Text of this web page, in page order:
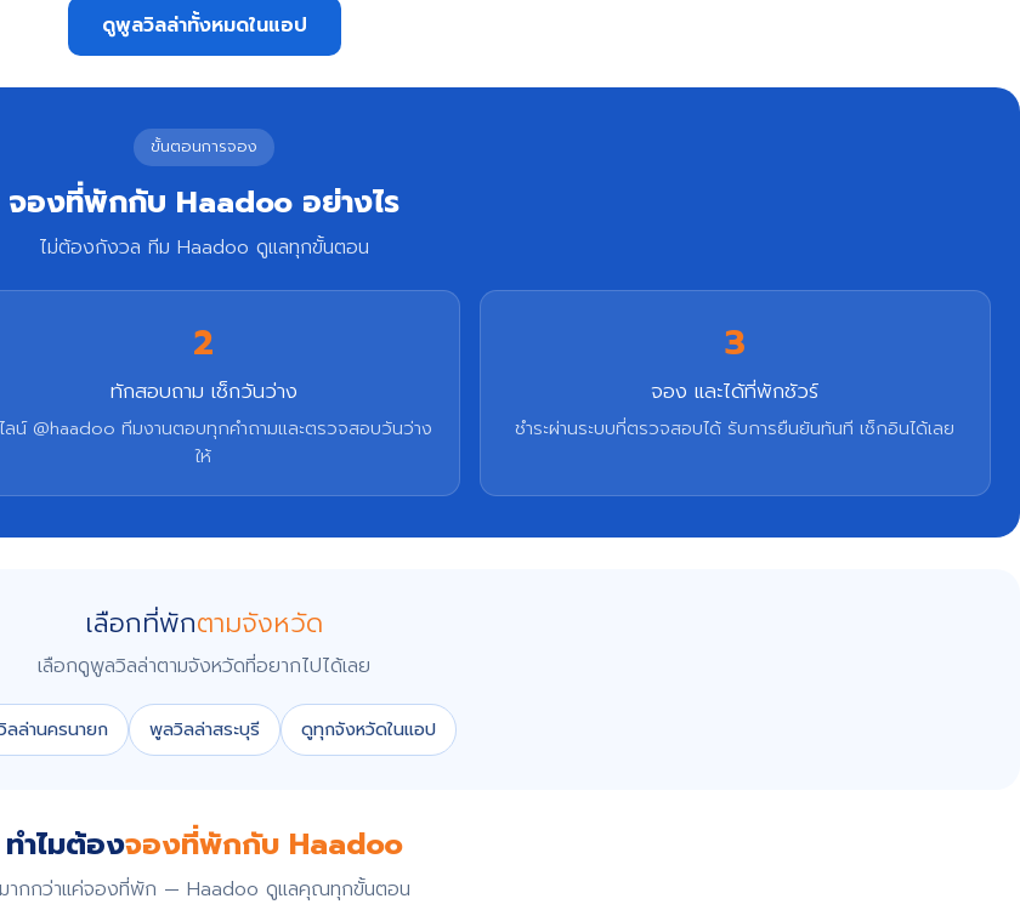
ดูพูลวิลล่าทั้งหมดในแอป
ขั้นตอนการจอง
จองที่พักกับ Haadoo อย่างไร
ไม่ต้องกังวล ทีม Haadoo ดูแลทุกขั้นตอน
2
ทักสอบถาม เช็กวันว่าง
ลน์ @haadoo ทีมงานตอบทุกคำถามและตรวจสอบวันว่าง
ให้
3
จอง และได้ที่พักชัวร์
ชำระผ่านระบบที่ตรวจสอบได้ รับการยืนยันทันที เช็กอินได้เลย
เลือกที่พักตามจังหวัด
เลือกดูพูลวิลล่าตามจังหวัดที่อยากไปได้เลย
ล่านครนายก พูลวิลล่าสระบุรี ดูทุกจังหวัดในแอป
ทำไมต้องจองที่พักกับ Haadoo
มากกว่าแค่จองที่พัก — Haadoo ดูแลคุณทุกขั้นตอน